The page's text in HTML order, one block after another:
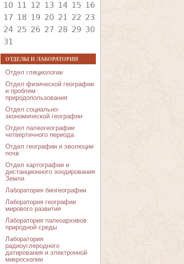
10 11 12 13 14 15 16
17 18 19 20 21 22 23
24 25 26 27 28 29 30
31
ОТДЕЛЫ И ЛАБОРАТОРИИ
Отдел гляциологии
Отдел физической географии
и проблем
природопользования
Отдел социально-
экономической географии
Отдел палеогеографии
четвертичного периода
Отдел географии и эволюции
почв
Отдел картографии и
дистанционного зондирования
Земли
Лаборатория биогеографии
Лаборатория географии
мирового развития
Лаборатория палеоархивов
природной среды
Лаборатория
радиоуглеродного
датирования и электронной
микроскопии